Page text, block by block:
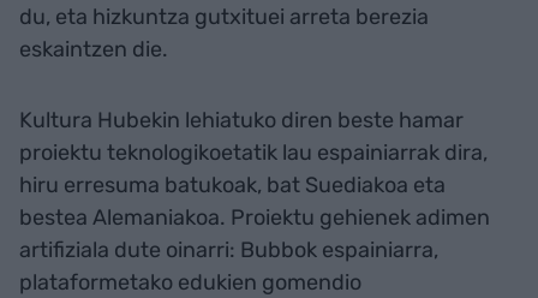
du, eta hizkuntza gutxituei arreta berezia
eskaintzen die.
Kultura Hubekin lehiatuko diren beste hamar
proiektu teknologikoetatik lau espainiarrak dira,
hiru erresuma batukoak, bat Suediakoa eta
bestea Alemaniakoa. Proiektu gehienek adimen
artifiziala dute oinarri: Bubbok espainiarra,
plataformetako edukien gomendio